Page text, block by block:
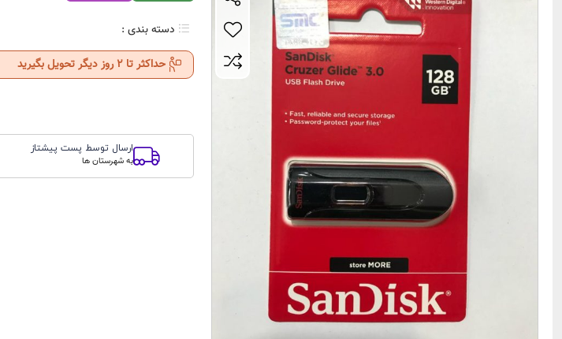
دسته بندی :
حداکثر تا 2 روز دیگر تحویل بگیرید
ارسال توسط پست پیشتاز
به شهرستان ها